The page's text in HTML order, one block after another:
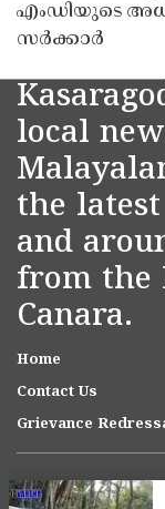
എംഡിയുടെ
സർക്കാർ
local
the
and
from the
Canara.
Home
Contact Us
Grievance